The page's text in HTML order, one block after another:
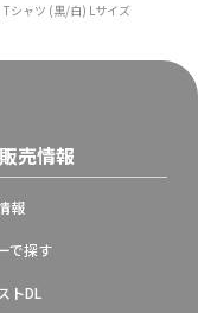
シャツ (黒/白) Lサイズ
売情報
報
で探す
トDL